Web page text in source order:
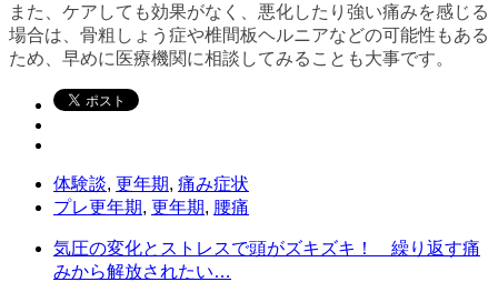
また、ケアしても効果がなく、悪化したり強い痛みを感じる
場合は、骨粗しょう症や椎間板ヘルニアなどの可能性もある
ため、早めに医療機関に相談してみることも大事です。
体験談, 更年期, 痛み症状
プレ更年期, 更年期, 腰痛
気圧の変化とストレスで頭がズキズキ！ 繰り返す痛
みから解放されたい…